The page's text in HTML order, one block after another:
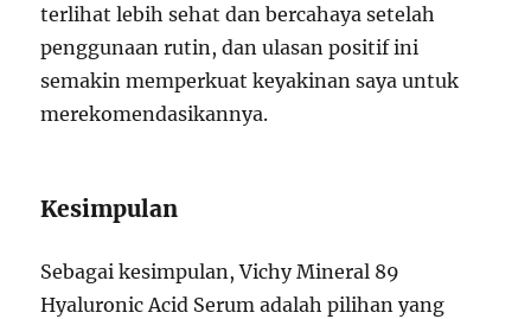
terlihat lebih sehat dan bercahaya setelah
penggunaan rutin, dan ulasan positif ini
semakin memperkuat keyakinan saya untuk
merekomendasikannya.
Kesimpulan
Sebagai kesimpulan, Vichy Mineral 89
Hyaluronic Acid Serum adalah pilihan yang